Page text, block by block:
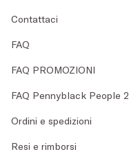
Contattaci
FAQ
FAQ PROMOZIONI
FAQ Pennyblack People 2
Ordini e spedizioni
Resi e rimborsi